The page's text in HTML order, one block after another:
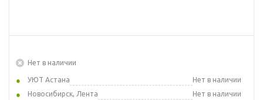
Нет в наличии
УЮТ Астана
Нет в наличии
Новосибирск, Лента
Нет в наличии